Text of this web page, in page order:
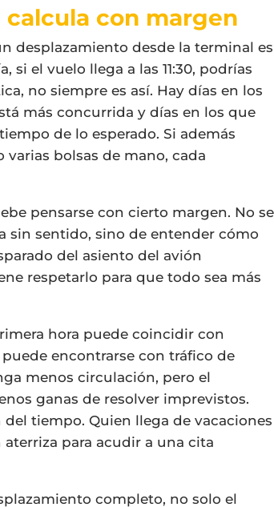
con margen
desplazamiento desde la terminal es
el vuelo llega a las 11:30, podrías
no siempre es así. Hay días en los
más concurrida y días en los que
de lo esperado. Si además
bolsas de mano, cada
pensarse con cierto margen. No se
sin sentido, sino de entender cómo
del asiento del avión
respetarlo para que todo sea más
hora puede coincidir con
encontrarse con tráfico de
menos circulación, pero el
ganas de resolver imprevistos.
tiempo. Quien llega de vacaciones
para acudir a una cita
completo, no solo el